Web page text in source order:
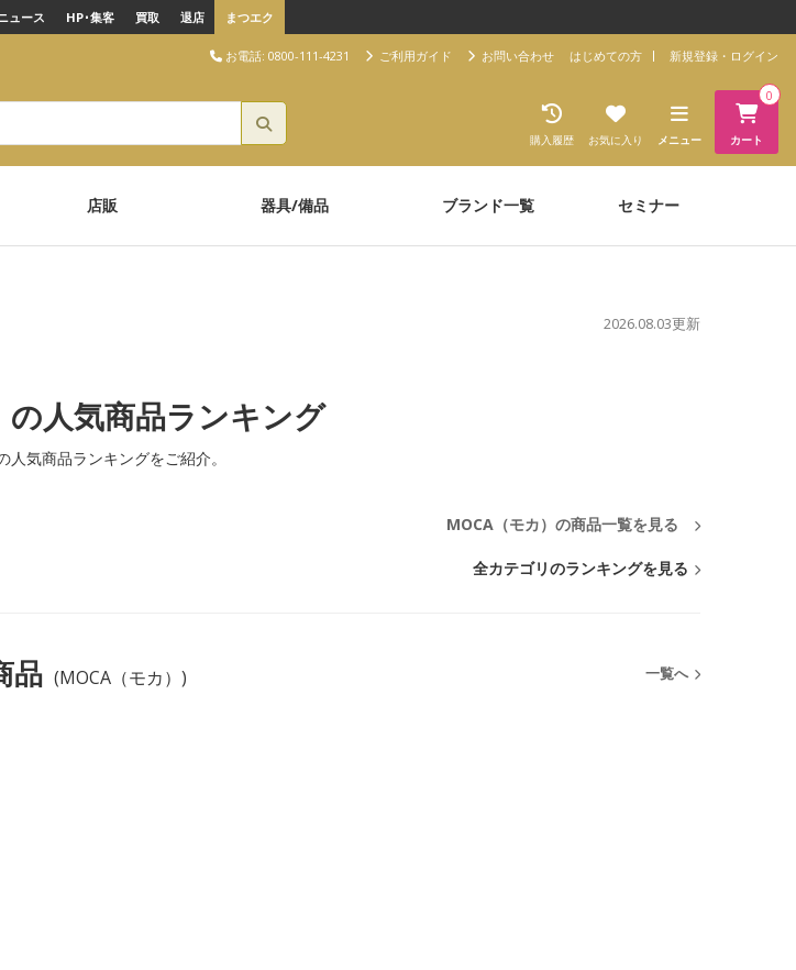
ュース HP･集客 買取 退店 まつエク
お電話: 0800-111-4231 ご利用ガイド お問い合わせ はじめての方 新規登録・ログイン
カート
0
メニュー
お気に入り
購入履歴
店販 器具/備品 ブランド一覧 セミナー
2026.08.03更新
人気商品ランキング
人気商品ランキングをご紹介。
MOCA（モカ）の商品一覧を見る
全カテゴリのランキングを見る
品 (MOCA（モカ）) 一覧へ